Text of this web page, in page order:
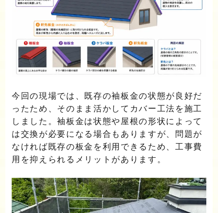
今回の現場では、既存の袖板金の状態が良好だ
ったため、そのまま活かしてカバー工法を施工
しました。袖板金は状態や屋根の形状によって
は交換が必要になる場合もありますが、問題が
なければ既存の板金を利用できるため、工事費
用を抑えられるメリットがあります。